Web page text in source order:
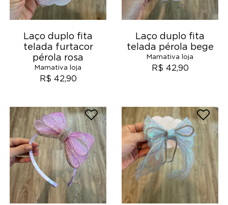
Laço duplo fita
telada furtacor
pérola rosa
Mamativa loja
R$ 42,90
Laço duplo fita
telada pérola bege
Mamativa loja
R$ 42,90